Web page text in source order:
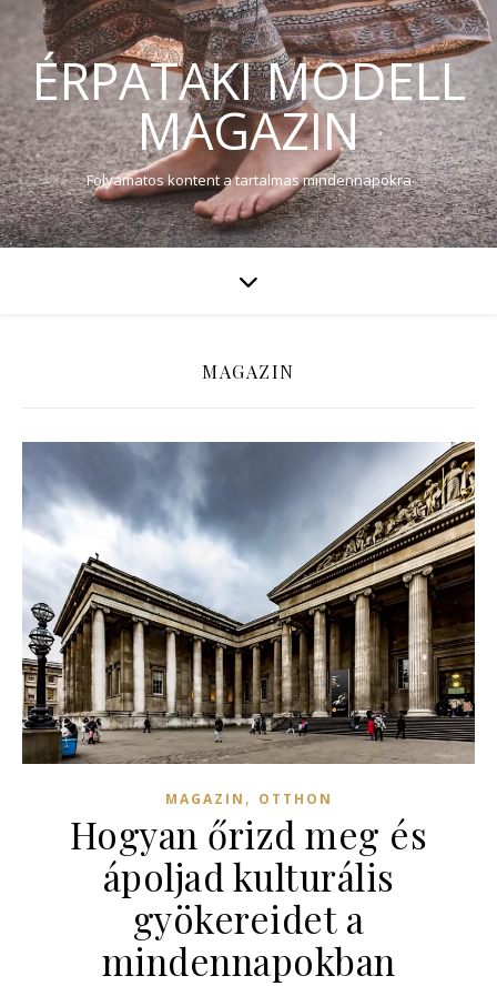
ÉRPATAKI MODELL
MAGAZIN
Folyamatos kontent a tartalmas mindennapokra
MAGAZIN
MAGAZIN , OTTHON
Hogyan őrizd meg és
ápoljad kulturális
gyökereidet a
mindennapokban